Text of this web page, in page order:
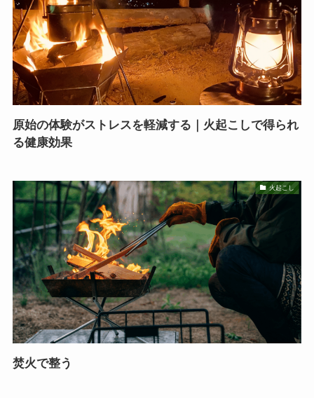
原始の体験がストレスを軽減する｜火起こしで得られ
る健康効果
火起こし
焚火で整う